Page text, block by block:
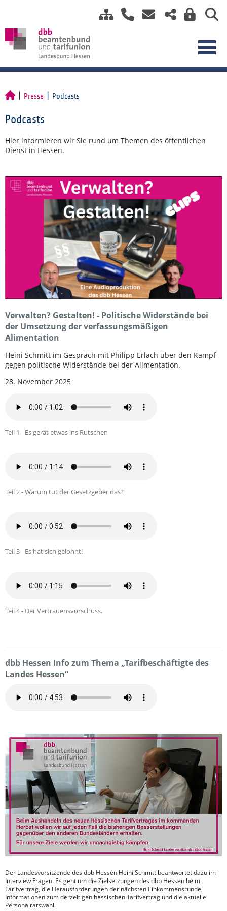
Presse Podcasts
Podcasts
Hier informieren wir Sie rund um Themen des öffentlichen
Dienst in Hessen.
Verwalten? Gestalten! - Politische Widerstände bei
der Umsetzung der verfassungsmäßigen
Alimentation
Heini Schmitt im Gespräch mit Philipp Erlach über den Kampf
gegen politische Widerstände bei der Alimentation.
28. November 2025
Teil 1 - Es gerät etwas ins Rutschen
Teil 2 - Warum tut der Gesetzgeber das?
Teil 3 - Es hat sich gelohnt!
Teil 4 - Der Vertrauensvorschuss.
dbb Hessen Info zum Thema „Tarifbeschäftigte des
Landes Hessen“
Der Landesvorsitzende des dbb Hessen Heini Schmitt beantwortet dazu im
Interview Fragen. Es geht um die Zielsetzungen des dbb Hessen beim
Tarifvertrag, die Herausforderungen der nächsten Einkommensrunde,
Informationen zum derzeitigen hessischen Tarifvertrag und die aktuelle
Personalratswahl.